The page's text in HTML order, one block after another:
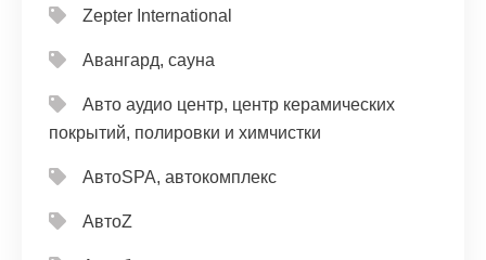
Zepter International
Авангард, сауна
Авто аудио центр, центр керамических
покрытий, полировки и химчистки
АвтоSPA, автокомплекс
АвтоZ